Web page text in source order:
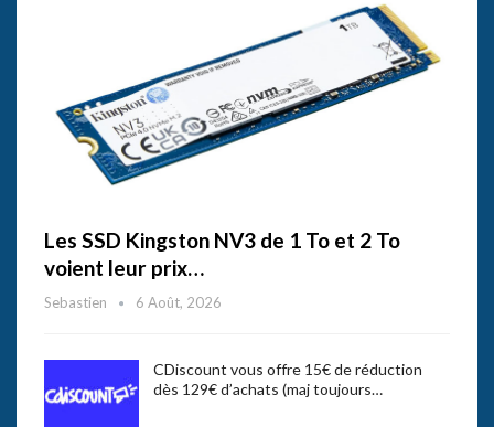
Les SSD Kingston NV3 de 1 To et 2 To
voient leur prix…
Sebastien 6 Août, 2026
CDiscount vous offre 15€ de réduction
dès 129€ d’achats (maj toujours…